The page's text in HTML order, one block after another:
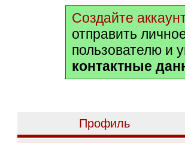
Создайте
отправить
пользователю и
контактные
Профиль